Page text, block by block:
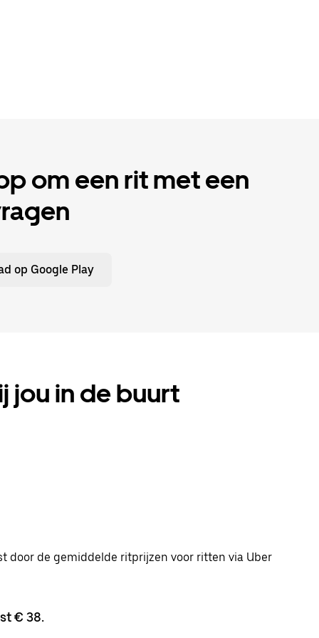
om een rit met een
op Google Play
jou in de buurt
door de gemiddelde ritprijzen voor ritten via Uber
€ 38.